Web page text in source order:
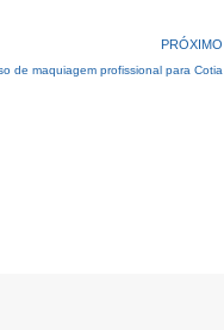
PRÓXIMO
de maquiagem profissional para Cotia